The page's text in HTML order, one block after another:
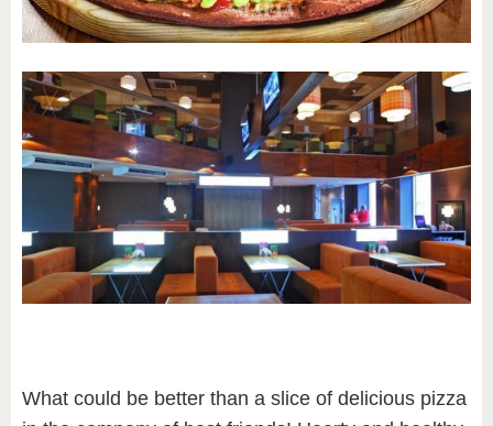
What could be better than a slice of delicious pizza